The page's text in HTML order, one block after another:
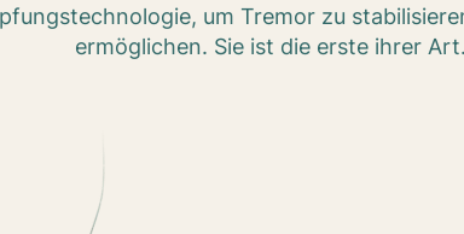
um Tremor zu
ermöglichen. Sie ist die erste ihrer Art.